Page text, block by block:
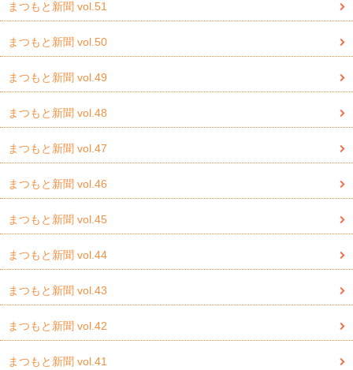
まつもと新聞 vol.51
まつもと新聞 vol.50
まつもと新聞 vol.49
まつもと新聞 vol.48
まつもと新聞 vol.47
まつもと新聞 vol.46
まつもと新聞 vol.45
まつもと新聞 vol.44
まつもと新聞 vol.43
まつもと新聞 vol.42
まつもと新聞 vol.41